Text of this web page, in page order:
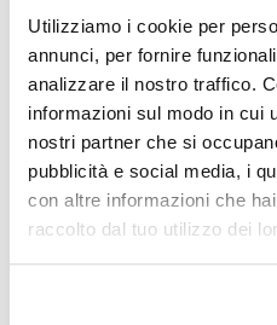
Utilizziamo i cookie per
annunci, per fornire
analizzare il nostro traffico.
informazioni sul modo in cui
nostri partner che si
pubblicità e social media, i
con altre informazioni che
raccolto dal tuo utilizzo dei
Specchio convesso
Traffic Mirror -
LAMPA
LAMPA
53,25 €
Spedizione gratuita!